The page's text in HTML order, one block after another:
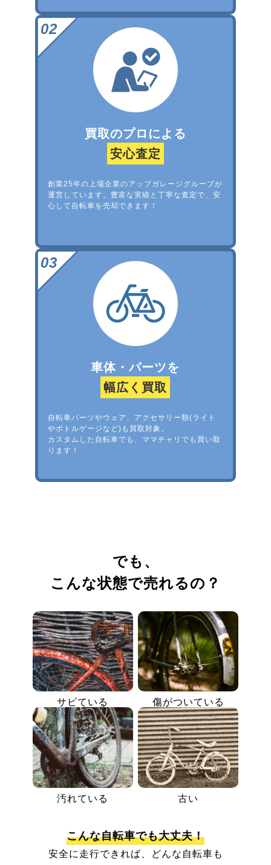
買取のプロによる
安心査定
創業25年の上場企業のアップガレージグループが
運営しています。豊富な実績と丁寧な査定で、安
心して自転車を売却できます！
車体・パーツを
幅広く買取
自転車パーツやウェア、アクセサリー類(ライト
やボトルゲージなど)も買取対象。
カスタムした自転車でも、ママチャリでも買い取
ります！
でも、
こんな状態で売れるの？
サビている 傷がついている
汚れている 古い
こんな自転車でも大丈夫！
安全に走行できれば、どんな自転車も